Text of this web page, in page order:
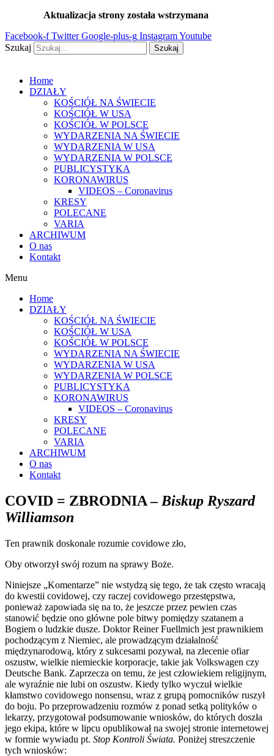
treści
Aktualizacja strony została wstrzymana
Facebook-f Twitter Google-plus-g InstagramYoutube
Szukaj
Szukaj
Home
DZIAŁY
KOŚCIÓŁ NA ŚWIECIE
KOŚCIÓŁ W USA
KOŚCIÓŁ W POLSCE
WYDARZENIA NA ŚWIECIE
WYDARZENIA W USA
WYDARZENIA W POLSCE
PUBLICYSTYKA
KORONAWIRUS
VIDEOS – Coronavirus
KRESY
POLECANE
VARIA
ARCHIWUM
O nas
Kontakt
Menu
Home
DZIAŁY
KOŚCIÓŁ NA ŚWIECIE
KOŚCIÓŁ W USA
KOŚCIÓŁ W POLSCE
WYDARZENIA NA ŚWIECIE
WYDARZENIA W USA
WYDARZENIA W POLSCE
PUBLICYSTYKA
KORONAWIRUS
VIDEOS – Coronavirus
KRESY
POLECANE
VARIA
ARCHIWUM
O nas
Kontakt
COVID = ZBRODNIA – Biskup Ryszard
Williamson
Ten prawnik doskonale rozumie covidowe zło,
Oby otworzył swój rozum na sprawy Boże.
Niniejsze „Komentarze” nie wstydzą się tego, że tak często wracają
do kwestii covidowej, czy raczej covidowego przestępstwa,
ponieważ zapowiada się na to, że jeszcze przez pewien czas
stanowić będzie ono główne pole bitwy pomiędzy szatanem a
Bogiem o ludzkie dusze. Doktor Reiner Fuellmich jest prawnikiem
pochodzącym z Niemiec, ale prowadzącym działalność
międzynarodową, który z sukcesami pozywał, na zlecenie ofiar
oszustw, wielkie niemieckie korporacje, takie jak Volkswagen czy
Deutsche Bank. Zaprzecza on temu, że jest człowiekiem religijnym,
ale wyraźnie nie lubi on oszustw. Kiedy tylko wyczuł wielkie
kłamstwo covidowego nonsensu, wraz z grupą pomocników ruszył
do boju. Po przeprowadzeniu rozmów z ponad setką polityków o
lekarzy, przygotował podsumowanie wniosków, do których doszła
jego ekipa, które w lipcu opublikował na swojej stronie internetowej
w formie wywiadu pt. Stop Kontroli Świata. Poniżej streszczenie
tych wniosków: